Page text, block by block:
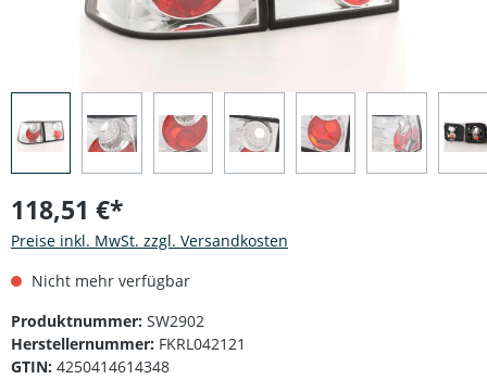
118,51 €*
Preise inkl. MwSt. zzgl. Versandkosten
Nicht mehr verfügbar
Produktnummer: SW2902
Herstellernummer: FKRL042121
GTIN: 4250414614348